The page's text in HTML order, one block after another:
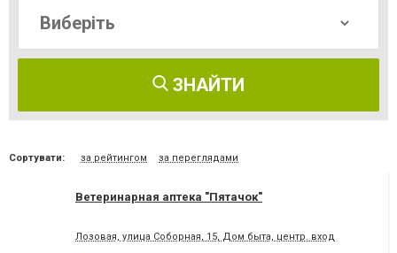
ЗНАЙТИ
Сортувати: за рейтингом за переглядами
Ветеринарная аптека "Пятачок"
Лозовая, улица Соборная, 15, Дом быта, центр. вход